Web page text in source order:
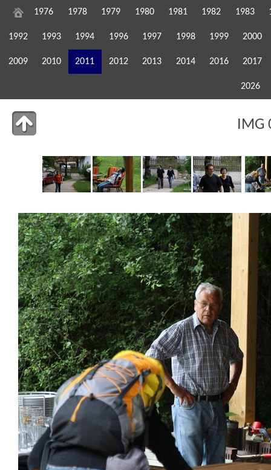
1976 1978 1979 1980 1981 1982 1983
1992 1993 1994 1996 1997 1998 1999 2000
2009 2010 2011 2012 2013 2014 2016 2017
2026
IMG